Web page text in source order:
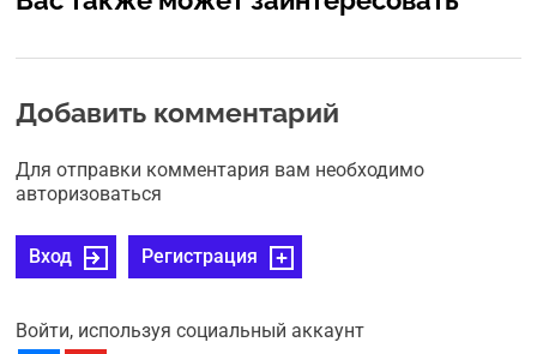
Добавить комментарий
Для отправки комментария вам необходимо
авторизоваться
Вход Регистрация
Войти, используя социальный аккаунт